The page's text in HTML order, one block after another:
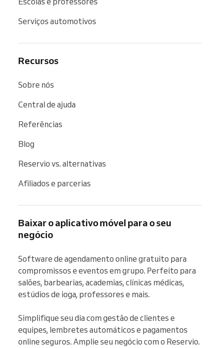
Serviços automotivos
Recursos
Sobre nós
Central de ajuda
Referências
Blog
Reservio vs. alternativas
Afiliados e parcerias
Baixar o aplicativo móvel para o seu
negócio
Software de agendamento online gratuito para
compromissos e eventos em grupo. Perfeito para
salões, barbearias, academias, clínicas médicas,
estúdios de ioga, professores e mais.
Simplifique seu dia com gestão de clientes e
equipes, lembretes automáticos e pagamentos
online seguros. Amplie seu negócio com o Reservio.